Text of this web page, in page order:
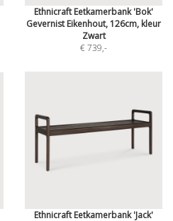
Ethnicraft Eetkamerbank 'Bok'
Gevernist Eikenhout, 126cm, kleur
Zwart
€ 739,-
Ethnicraft Eetkamerbank 'Jack'